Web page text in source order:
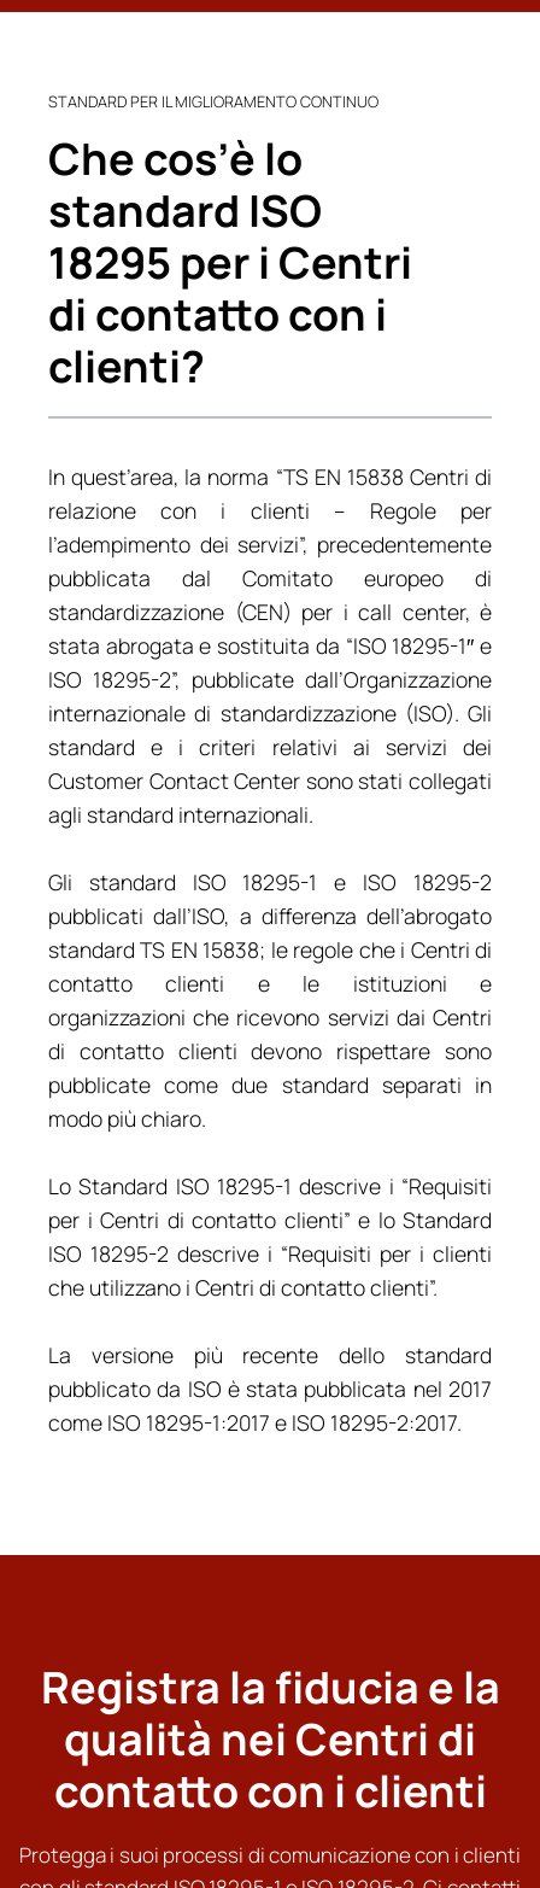
STANDARD PER IL MIGLIORAMENTO CONTINUO
Che cos’è lo
standard ISO
18295 per i Centri
di contatto con i
clienti?
In quest’area, la norma “TS EN 15838 Centri di
relazione con i clienti – Regole per
l’adempimento dei servizi”, precedentemente
pubblicata dal Comitato europeo di
standardizzazione (CEN) per i call center, è
stata abrogata e sostituita da “ISO 18295-1″ e
ISO 18295-2”, pubblicate dall’Organizzazione
internazionale di standardizzazione (ISO). Gli
standard e i criteri relativi ai servizi dei
Customer Contact Center sono stati collegati
agli standard internazionali.
Gli standard ISO 18295-1 e ISO 18295-2
pubblicati dall’ISO, a differenza dell’abrogato
standard TS EN 15838; le regole che i Centri di
contatto clienti e le istituzioni e
organizzazioni che ricevono servizi dai Centri
di contatto clienti devono rispettare sono
pubblicate come due standard separati in
modo più chiaro.
Lo Standard ISO 18295-1 descrive i “Requisiti
per i Centri di contatto clienti” e lo Standard
ISO 18295-2 descrive i “Requisiti per i clienti
che utilizzano i Centri di contatto clienti”.
La versione più recente dello standard
pubblicato da ISO è stata pubblicata nel 2017
come ISO 18295-1:2017 e ISO 18295-2:2017.
Registra la fiducia e la
qualità nei Centri di
contatto con i clienti
Protegga i suoi processi di comunicazione con i clienti